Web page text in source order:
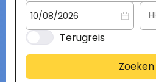
Terugreis
Zoeken